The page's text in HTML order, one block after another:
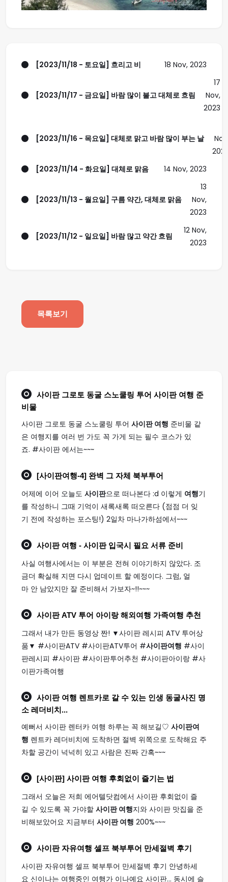
[2023/11/18 - 토요일] 흐리고 비 18 Nov, 2023
[2023/11/17 - 금요일] 바람 많이 불고 대체로 흐림
17
Nov,
2023
[2023/11/16 - 목요일] 대체로 맑고 바람 많이 부는 날
[2023/11/14 - 화요일] 대체로 맑음
14 Nov, 2023
[2023/11/13 - 월요일] 구름 약간, 대체로 맑음
13
Nov,
2023
[2023/11/12 - 일요일] 바람 많고 약간 흐림
12 Nov,
2023
목록보기
사이판 그로토 동굴 스노쿨링 투어 사이판 여행 준
비물
사이판 그로토 동굴 스노쿨링 투어 사이판 여행 준비물 같
은 여행지를 여러 번 가도 꼭 가게 되는 필수 코스가 있
죠. #사이판 에서는~~~
[사이판여행-4] 완벽 그 자체 북부투어
어제에 이어 오늘도 사이판으로 떠나본다 :d 이렇게 여행기
를 작성하니 그때 기억이 새록새록 떠오른다 (점점 더 잊
기 전에 작성하는 포스팅!) 2일차 마나가하섬에서~~~
사이판 여행 - 사이판 입국시 필요 서류 준비
사실 여행사에서는 이 부분은 전혀 이야기하지 않았다. 조
금더 확실해 지면 다시 업데이트 할 예정이다. 그럼, 얼
마 안 남았지만 잘 준비해서 가보자~!!~~~
사이판ATV 투어 아이랑 해외 여행 가족여행 추천
그래서 내가 만든 동영상 짠! ▼사이판 레시피 ATV 투어상
품▼ #사이판ATV #사이판ATV투어 #사이판여행 #사이
판레시피 #사이판 #사이판투어추천 #사이판아이랑 #사
이판가족여행
사이판 여행 렌트카로 갈 수 있는 인생 동굴사진 명
소 레더비치...
예뻐서 사이판 렌터카 여행 하루는 꼭 해보길♡ 사이판여
행 렌트카 레더비치에 도착하면 절벽 위쪽으로 도착해요 주
차할 공간이 넉넉히 있고 사람은 진짜 간혹~~~
[사이판] 사이판 여행 후회없이 즐기는 법
그래서 오늘은 저희 에어텔닷컴에서 사이판 후회없이 즐
길 수 있도록 꼭 가야할 사이판 여행지와 사이판 맛집을 준
비해보았어요 지금부터 사이판 여행 200%~~~
사이판자유여행 셀프 북부투어 만세절벽 후기
사이판 자유여행 셀프 북부투어 만세절벽 후기 안녕하세
요 신이나는 여행중인 여행가 이나예요 사이판... 동시에 슬